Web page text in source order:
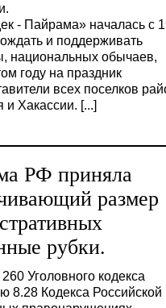
- Пайрама» началась с
и поддерживать
национальных обычаев,
году на праздник
всех поселков
и Хакассии. [...]
РФ приняла
размер
рубки.
Уголовного кодекса
8.28 Кодекса Российской